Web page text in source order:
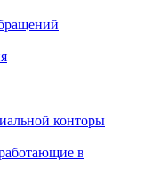
конторы
в